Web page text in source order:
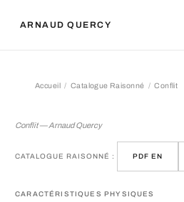
ARNAUD QUERCY
Accueil Catalogue Raisonné Conflit
Conflit — Arnaud Quercy
CATALOGUE RAISONNÉ : PDF EN
CARACTÉRISTIQUES PHYSIQUES